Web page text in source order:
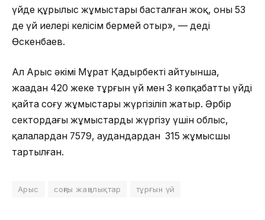
үйде құрылыс жұмыстары басталған жоқ, оның 53
де үй иелері келісім бермей отыр», — деді
Өскенбаев.
Ал Арыс әкімі Мұрат Қадырбектің айтуынша,
жаңадан 420 жеке тұрғын үй мен 3 көпқабатты үйді
қайта соғу жұмыстары жүргізіліп жатыр. Әрбір
сектордағы жұмыстарды жүргізу үшін облыс,
қалалардан 7579, аудандардан 315 жұмысшы
тартылған.
Арыс соңғы жаңалықтар тұрғын үй